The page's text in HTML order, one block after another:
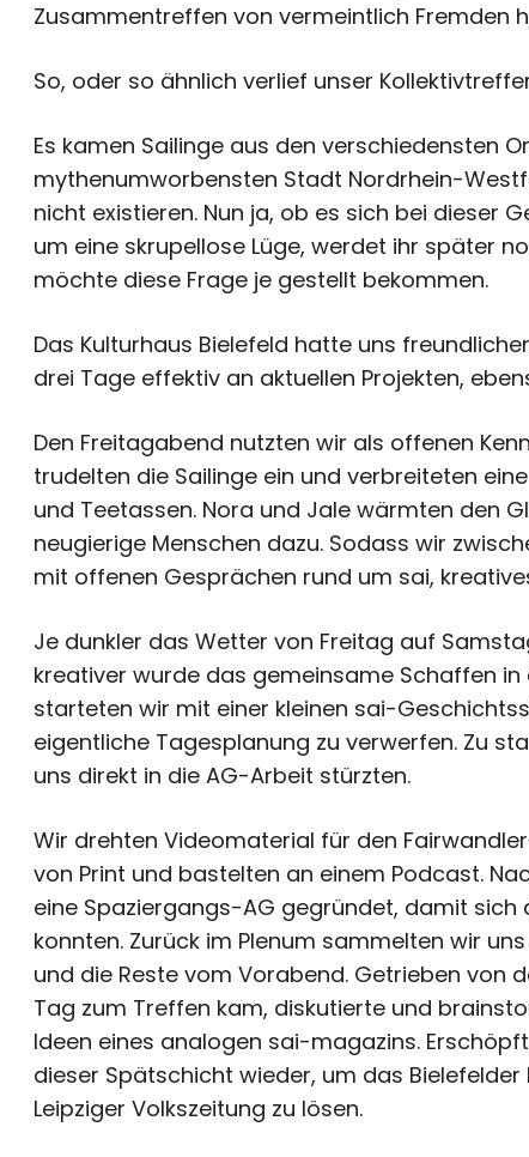
Zusammentreffen von vermeintlich Fremden
So, oder so ähnlich verlief unser
Es kamen Sailinge aus den verschiedensten
mythenumworbensten Stadt Nordrhein-
nicht existieren. Nun ja, ob es sich bei dieser
um eine skrupellose Lüge, werdet ihr später
möchte diese Frage je gestellt bekommen.
Das Kulturhaus Bielefeld hatte uns
drei Tage effektiv an aktuellen Projekten,
Den Freitagabend nutzten wir als offenen
trudelten die Sailinge ein und verbreiteten
und Teetassen. Nora und Jale wärmten den
neugierige Menschen dazu. Sodass wir
mit offenen Gesprächen rund um sai,
Je dunkler das Wetter von Freitag auf
kreativer wurde das gemeinsame Schaffen in
starteten wir mit einer kleinen sai-
eigentliche Tagesplanung zu verwerfen. Zu
uns direkt in die AG-Arbeit stürzten.
Wir drehten Videomaterial für den
von Print und bastelten an einem Podcast.
eine Spaziergangs-AG gegründet, damit
konnten. Zurück im Plenum sammelten wir
und die Reste vom Vorabend. Getrieben von
Tag zum Treffen kam, diskutierte und
Ideen eines analogen sai-magazins.
dieser Spätschicht wieder, um das
Leipziger Volkszeitung zu lösen.